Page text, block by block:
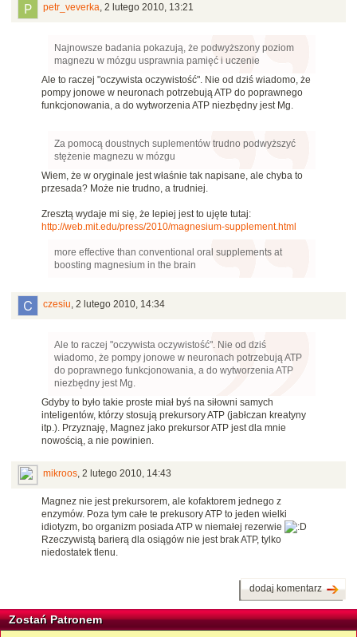
petr_veverka 2 lutego 2010, 13:21
Najnowsze badania pokazują, że podwyższony poziom
magnezu w mózgu usprawnia pamięć i uczenie
Ale to raczej "oczywista oczywistość". Nie od dziś wiadomo, że
pompy jonowe w neuronach potrzebują ATP do poprawnego
funkcjonowania, a do wytworzenia ATP niezbędny jest Mg.
Za pomocą doustnych suplementów trudno podwyższyć
stężenie magnezu w mózgu
Wiem, że w oryginale jest właśnie tak napisane, ale chyba to
przesada? Może nie trudno, a trudniej.
Zresztą wydaje mi się, że lepiej jest to ujęte tutaj:
http://web.mit.edu/press/2010/magnesium-supplement.html
more effective than conventional oral supplements at
boosting magnesium in the brain
czesiu 2 lutego 2010, 14:34
Ale to raczej "oczywista oczywistość". Nie od dziś
wiadomo, że pompy jonowe w neuronach potrzebują ATP
do poprawnego funkcjonowania, a do wytworzenia ATP
niezbędny jest Mg.
Gdyby to było takie proste miał byś na siłowni samych
inteligentów, którzy stosują prekursory ATP (jabłczan kreatyny
itp.). Przyznaję, Magnez jako prekursor ATP jest dla mnie
nowością, a nie powinien.
mikroos 2 lutego 2010, 14:43
Magnez nie jest prekursorem, ale kofaktorem jednego z
enzymów. Poza tym całe te prekusory ATP to jeden wielki
idiotyzm, bo organizm posiada ATP w niemałej rezerwie
Rzeczywistą barierą dla osiągów nie jest brak ATP, tylko
niedostatek tlenu.
dodaj komentarz
Zostań Patronem